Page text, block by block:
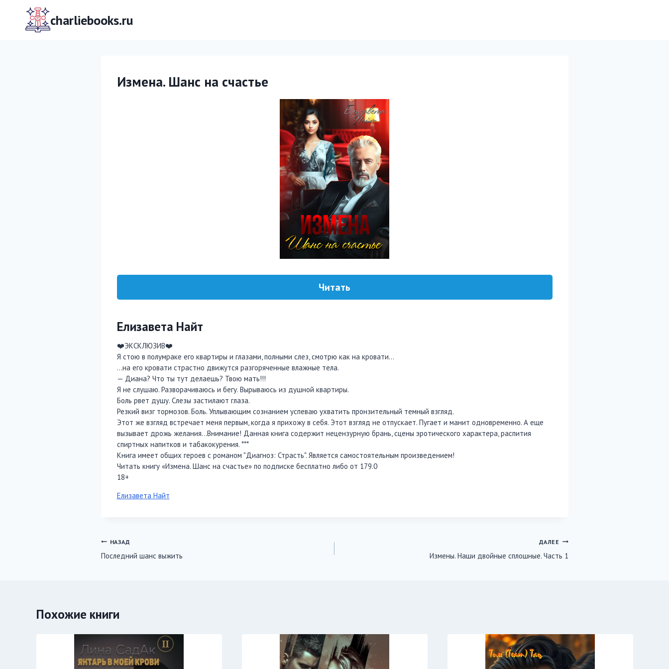
содержимому charliebooks.ru
Измена. Шанс на счастье
Читать
Елизавета Найт
❤️ЭКСКЛЮЗИВ❤️
Я стою в полумраке его квартиры и глазами, полными слез, смотрю как на кровати…
…на его кровати страстно движутся разгоряченные влажные тела.
— Диана? Что ты тут делаешь? Твою мать!!!
Я не слушаю. Разворачиваюсь и бегу. Вырываюсь из душной квартиры.
Боль рвет душу. Слезы застилают глаза.
Резкий визг тормозов. Боль. Уплывающим сознанием успеваю ухватить пронзительный темный взгляд.
Этот же взгляд встречает меня первым, когда я прихожу в себя. Этот взгляд не отпускает. Пугает и манит одновременно. А еще
вызывает дрожь желания…Внимание! Данная книга содержит нецензурную брань, сцены эротического характера, распития
спиртных напитков и табакокурения. ***
Книга имеет общих героев с романом "Диагноз: Страсть". Является самостоятельным произведением!
Читать книгу «Измена. Шанс на счастье» по подписке бесплатно либо от 179.0
18+
Метки
Елизавета Найт
Навигация
по
НАЗАД
Последний шанс выжить
ДАЛЕЕ
Измены. Наши двойные сплошные. Часть 1
Похожие книги